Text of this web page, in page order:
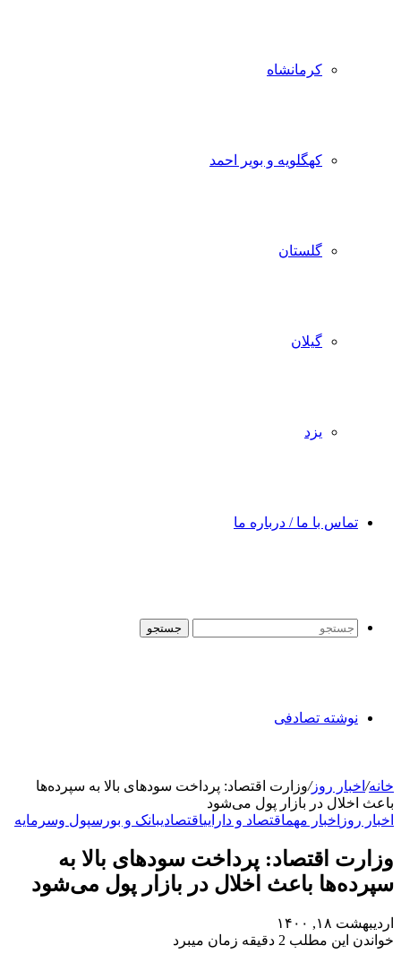
کرمانشاه
کهگلویه و بویر احمد
گلستان
گیلان
یزد
تماس با ما / درباره ما
جستجو
نوشته تصادفی
خانه/ اخبار روز/وزارت اقتصاد: پرداخت سودهای بالا به سپرده‌ها
باعث اخلال در بازار پول می‌شود
اخبار روز اخبار مهماقتصاد و داراییاقتصادیبانک و بورسپول وسرمایه
وزارت اقتصاد: پرداخت سودهای بالا به
سپرده‌ها باعث اخلال در بازار پول می‌شود
اردیبهشت ۱۸, ۱۴۰۰
خواندن این مطلب 2 دقیقه زمان میبرد